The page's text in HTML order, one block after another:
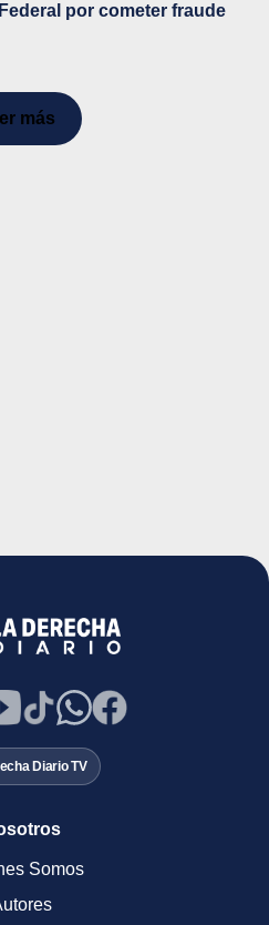
por cometer fraude
más
Diario TV
Somos